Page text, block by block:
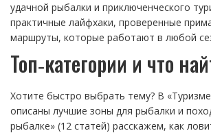
удачной рыбалки и приключенческого
практичные лайфхаки, проверенные
маршруты, которые работают в любой
Топ‑категории и что
Хотите быстро выбрать тему? В
описаны лучшие зоны для рыбалки и
рыбалке» (12 статей) расскажем, как